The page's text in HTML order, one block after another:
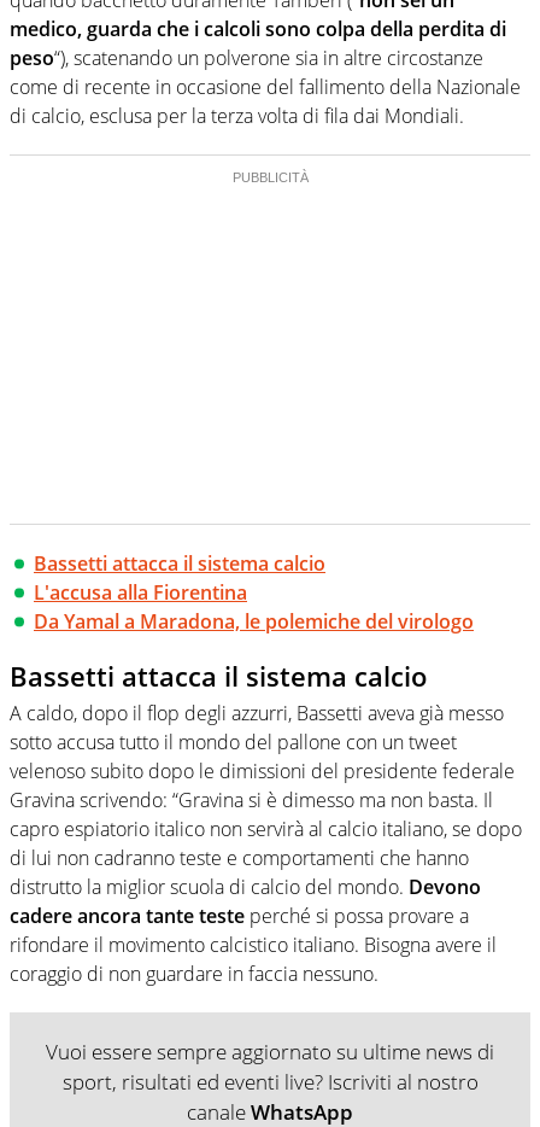
medico, guarda che i calcoli sono colpa della perdita di
peso“), scatenando un polverone sia in altre circostanze
come di recente in occasione del fallimento della Nazionale
di calcio, esclusa per la terza volta di fila dai Mondiali.
Bassetti attacca il sistema calcio
L'accusa alla Fiorentina
Da Yamal a Maradona, le polemiche del virologo
Bassetti attacca il sistema calcio
A caldo, dopo il flop degli azzurri, Bassetti aveva già messo
sotto accusa tutto il mondo del pallone con un tweet
velenoso subito dopo le dimissioni del presidente federale
Gravina scrivendo: “Gravina si è dimesso ma non basta. Il
capro espiatorio italico non servirà al calcio italiano, se dopo
di lui non cadranno teste e comportamenti che hanno
distrutto la miglior scuola di calcio del mondo. Devono
cadere ancora tante teste perché si possa provare a
rifondare il movimento calcistico italiano. Bisogna avere il
coraggio di non guardare in faccia nessuno.
Vuoi essere sempre aggiornato su ultime news di
sport, risultati ed eventi live? Iscriviti al nostro
canaleWhatsApp